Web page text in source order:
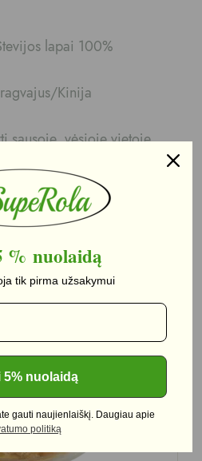
lapai 100%
Kinija
sausoje, vėsioje vietoje,
patikti...
Yra
% nuolaidą
tik pirma užsakymui
5% nuolaidą
gauti naujienlaiškį. Daugiau apie
politiką